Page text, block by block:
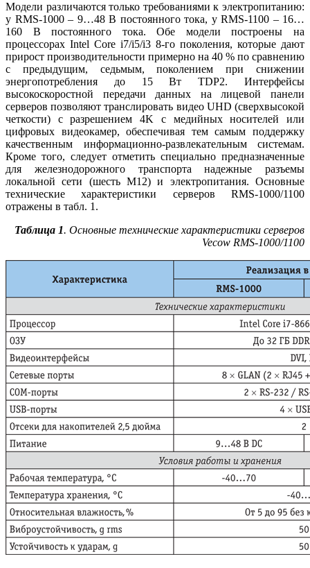
Модели различаются только требованиями к электропитанию:
у RMS‑1000 – 9…48 В постоянного тока, у RMS‑1100 – 16…
160 В постоянного тока. Обе модели построены на
процессорах Intel Core i7/i5/i3 8‑го поколения, которые дают
прирост производительности примерно на 40 % по сравнению
с предыдущим, седьмым, поколением при снижении
энергопотребления до 15 Вт TDP2. Интерфейсы
высокоскоростной передачи данных на лицевой панели
серверов позволяют транслировать видео UHD (сверхвысокой
четкости) с разрешением 4K с медийных носителей или
цифровых видеокамер, обеспечивая тем самым поддержку
качественным информационно-развлекательным системам.
Кроме того, следует отметить специально предназначенные
для железнодорожного транспорта надежные разъемы
локальной сети (шесть М12) и электропитания. Основные
технические характеристики серверов RMS‑1000/1100
отражены в табл. 1.
Таблица 1. Основные технические характеристики серверов
Vecow RMS‑1000/1100